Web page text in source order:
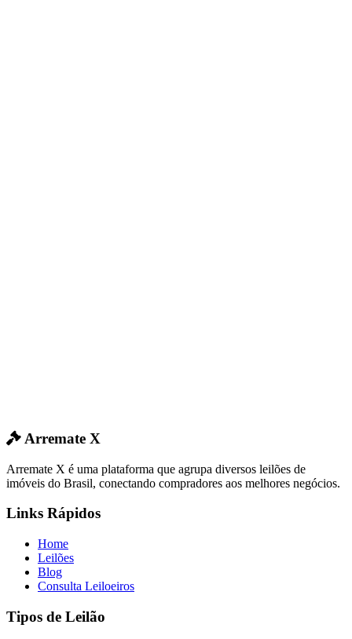
Arremate X
Arremate X é uma plataforma que agrupa diversos leilões de
imóveis do Brasil, conectando compradores aos melhores negócios.
Links Rápidos
Home
Leilões
Blog
Consulta Leiloeiros
Tipos de Leilão